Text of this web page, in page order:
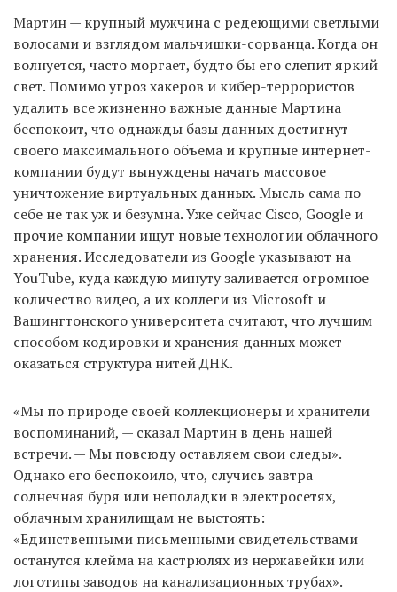
Мартин — крупный мужчина с редеющими светлыми
волосами и взглядом мальчишки-сорванца. Когда он
волнуется, часто моргает, будто бы его слепит яркий
свет. Помимо угроз хакеров и кибер-террористов
удалить все жизненно важные данные Мартина
беспокоит, что однажды базы данных достигнут
своего максимального объема и крупные интернет-
компании будут вынуждены начать массовое
уничтожение виртуальных данных. Мысль сама по
себе не так уж и безумна. Уже сейчас Cisco, Google и
прочие компании ищут новые технологии облачного
хранения. Исследователи из Google указывают на
YouTube, куда каждую минуту заливается огромное
количество видео, а их коллеги из Microsoft и
Вашингтонского университета считают, что лучшим
способом кодировки и хранения данных может
оказаться структура нитей ДНК.
«Мы по природе своей коллекционеры и хранители
воспоминаний, — сказал Мартин в день нашей
встречи. — Мы повсюду оставляем свои следы».
Однако его беспокоило, что, случись завтра
солнечная буря или неполадки в электросетях,
облачным хранилищам не выстоять:
«Единственными письменными свидетельствами
останутся клейма на кастрюлях из нержавейки или
логотипы заводов на канализационных трубах».